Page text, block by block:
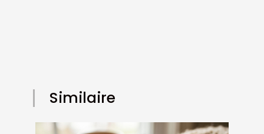
Similaire